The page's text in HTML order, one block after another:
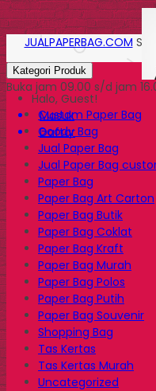
Halo, Guest!
Masuk
Daftar
JUALPAPERBAG.COM
Kategori Produk
Buka jam 09.00 s/d jam
Custom Paper Bag
Goody Bag
Jual Paper Bag
Jual Paper Bag
Paper Bag
Paper Bag Art Carton
Paper Bag Butik
Paper Bag Coklat
Paper Bag Kraft
Paper Bag Murah
Paper Bag Polos
Paper Bag Putih
Paper Bag Souvenir
Shopping Bag
Tas Kertas
Tas Kertas Murah
Uncategorized